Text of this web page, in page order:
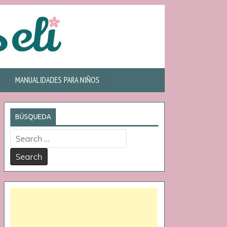
MANUALIDADES PARA NIÑOS
BÚSQUEDA
Search
for: